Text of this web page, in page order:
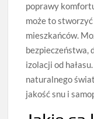
poprawy
może to
mieszkańców.
bezpieczeństwa,
izolacji od
naturalnego
jakość snu i